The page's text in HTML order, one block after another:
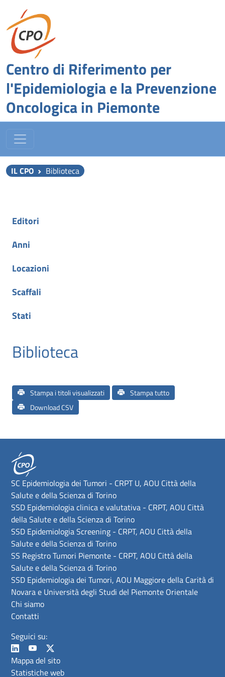
Centro di Riferimento per
l'Epidemiologia e la Prevenzione
Oncologica in Piemonte
IL CPO Biblioteca
Editori
Anni
Locazioni
Scaffali
Stati
Biblioteca
Stampa i titoli visualizzati
Stampa tutto
Download CSV
SC Epidemiologia dei Tumori - CRPT U, AOU Città della
Salute e della Scienza di Torino
SSD Epidemiologia clinica e valutativa - CRPT, AOU Città
della Salute e della Scienza di Torino
SSD Epidemiologia Screening - CRPT, AOU Città della
Salute e della Scienza di Torino
SS Registro Tumori Piemonte - CRPT, AOU Città della
Salute e della Scienza di Torino
SSD Epidemiologia dei Tumori, AOU Maggiore della Carità di
Novara e Università degli Studi del Piemonte Orientale
Chi siamo
Contatti
Seguici su:
Mappa del sito
Statistiche web